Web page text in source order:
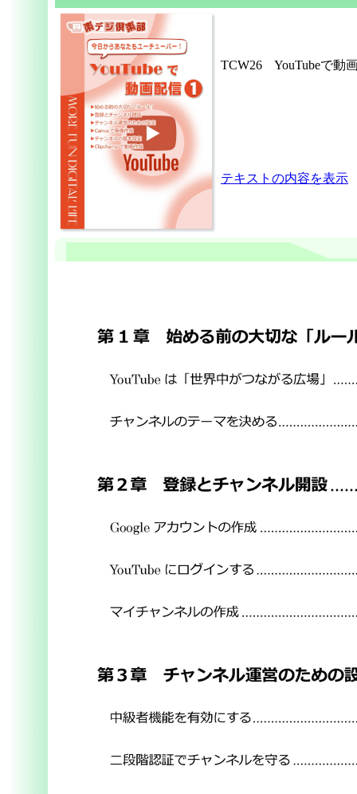
TCW26 YouTubeで動
テキストの内容を表示